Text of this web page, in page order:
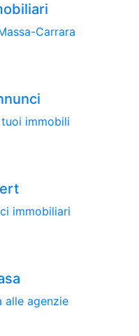
Carrara
immobili
immobiliari
alle agenzie